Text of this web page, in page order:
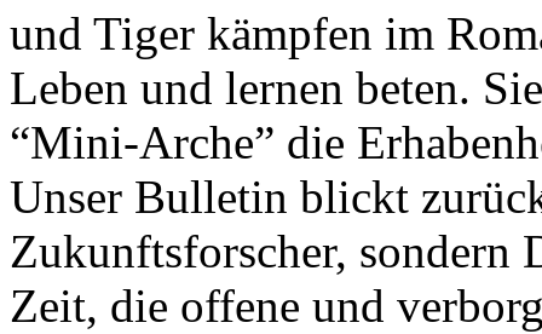
und Tiger kämpfen im
Leben und lernen beten.
“Mini-Arche” die
Unser Bulletin blickt
Zukunftsforscher, sondern
Zeit, die offene und